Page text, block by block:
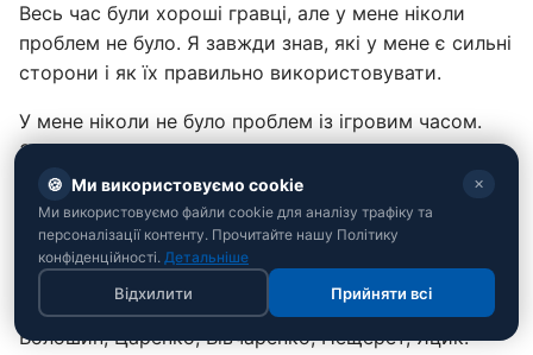
Весь час були хороші гравці, але у мене ніколи
проблем не було. Я завжди знав, які у мене є сильні
сторони і як їх правильно використовувати.
У мене ніколи не було проблем із ігровим часом.
Завжди був основним гравцем, тому таких думок,
на кшталт, що щось не виходить, у мене не було.
– З ким із нинішніх гравців "Динамо" ти грав разом у
юнацьких командах?
– З нинішніх гравців я виступав з багатьма: Бражко,
Волошин, Царенко, Вівчаренко, Нещерет, Яцик.
🍪 Ми використовуємо cookie ✕
Ми використовуємо файли cookie для аналізу трафіку та
персоналізації контенту. Прочитайте нашу Політику
конфіденційності. Детальніше
Відхилити Прийняти всі